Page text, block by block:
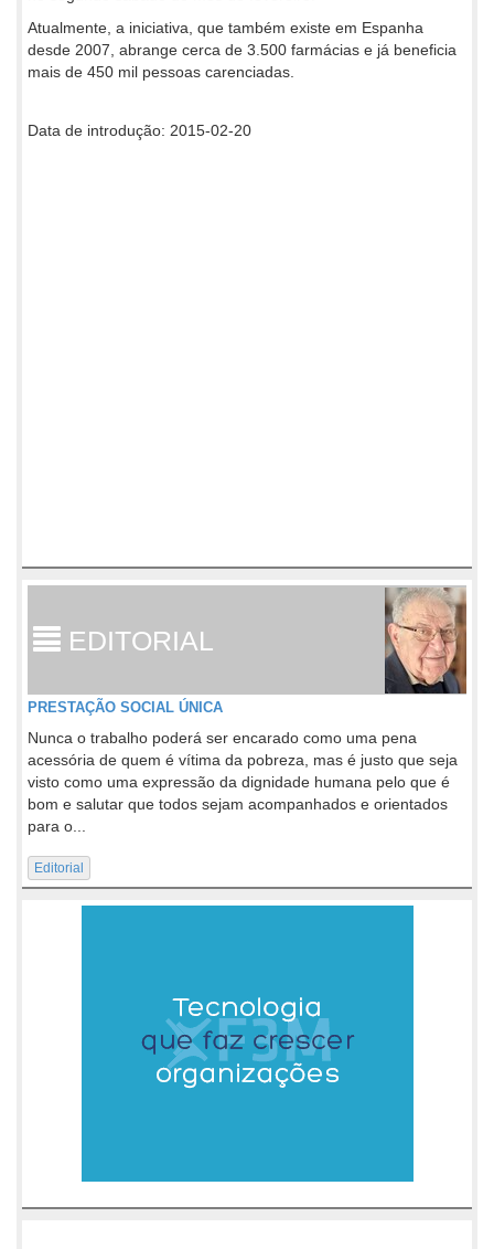
Atualmente, a iniciativa, que também existe em Espanha
desde 2007, abrange cerca de 3.500 farmácias e já beneficia
mais de 450 mil pessoas carenciadas.
Data de introdução: 2015-02-20
EDITORIAL
PRESTAÇÃO SOCIAL ÚNICA
Nunca o trabalho poderá ser encarado como uma pena
acessória de quem é vítima da pobreza, mas é justo que seja
visto como uma expressão da dignidade humana pelo que é
bom e salutar que todos sejam acompanhados e orientados
para o...
Editorial